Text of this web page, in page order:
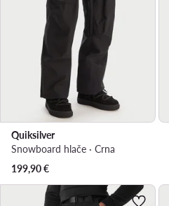
Quiksilver
Snowboard hlače · Crna
199,90€